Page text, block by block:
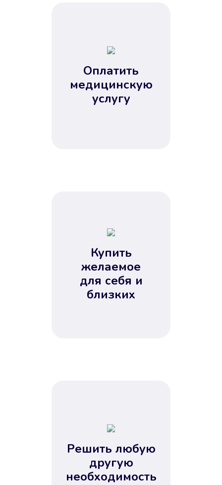
Оплатить
медицинскую
услугу
Купить
желаемое
для себя и
близких
Решить любую
другую
необходимость